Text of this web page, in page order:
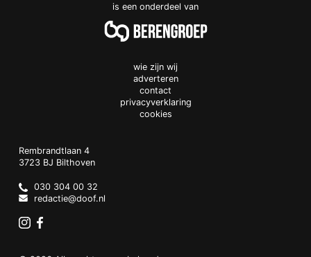
is een onderdeel van
wie zijn wij
adverteren
contact
privacyverklaring
cookies
Doof.nl
work
Rembrandtlaan 4
3723 BJ Bilthoven
Netherlands
030 304 00 32
redactie@doof.nl